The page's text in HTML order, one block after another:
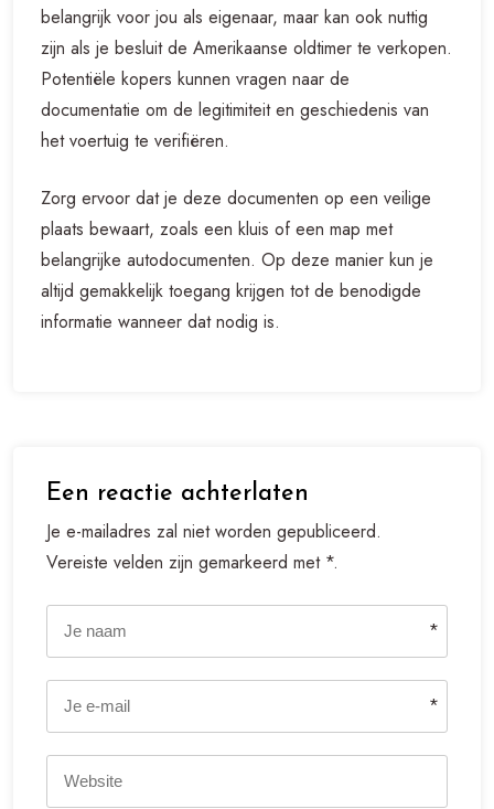
belangrijk voor jou als eigenaar, maar kan ook nuttig
zijn als je besluit de Amerikaanse oldtimer te verkopen.
Potentiële kopers kunnen vragen naar de
documentatie om de legitimiteit en geschiedenis van
het voertuig te verifiëren.
Zorg ervoor dat je deze documenten op een veilige
plaats bewaart, zoals een kluis of een map met
belangrijke autodocumenten. Op deze manier kun je
altijd gemakkelijk toegang krijgen tot de benodigde
informatie wanneer dat nodig is.
Een reactie achterlaten
Je e-mailadres zal niet worden gepubliceerd.
Vereiste velden zijn gemarkeerd met *.
*
*